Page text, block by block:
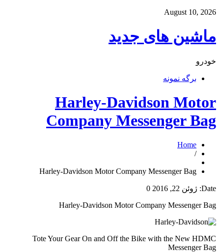
August 10, 2026
ماشین های جدید
خودرو
برگه نمونه
Harley-Davidson Motor
Company Messenger Bag
Home
/
Harley-Davidson Motor Company Messenger Bag
Date: ژوئن 22, 2016
0
Harley-Davidson Motor Company Messenger Bag
Tote Your Gear On and Off the Bike with the New HDMC
Messenger Bag